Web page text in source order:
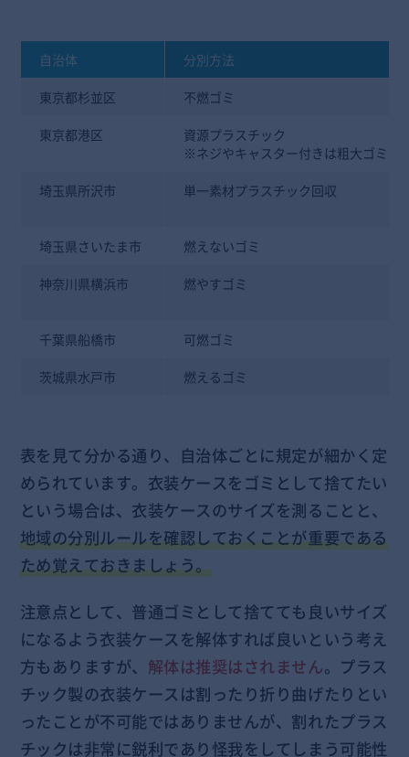
自治体 分別方法
東京都杉並区 不燃ゴミ
東京都港区
資源プラスチック
※ネジやキャスター付きは粗大ゴミ
埼玉県所沢市 単一素材プラスチック回収
埼玉県さいたま市 燃えないゴミ
神奈川県横浜市 燃やすゴミ
千葉県船橋市 可燃ゴミ
茨城県水戸市 燃えるゴミ
表を見て分かる通り、自治体ごとに規定が細かく定
められています。衣装ケースをゴミとして捨てたい
という場合は、衣装ケースのサイズを測ることと、
地域の分別ルールを確認しておくことが重要である
ため覚えておきましょう。
注意点として、普通ゴミとして捨てても良いサイズ
になるよう衣装ケースを解体すれば良いという考え
方もありますが、 解体は推奨はされません。プラス
チック製の衣装ケースは割ったり折り曲げたりとい
ったことが不可能ではありませんが、割れたプラス
チックは非常に鋭利であり怪我をしてしまう可能性